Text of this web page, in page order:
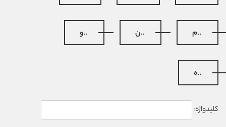
..م ..ن ..و
..ه
کلیدواژه: